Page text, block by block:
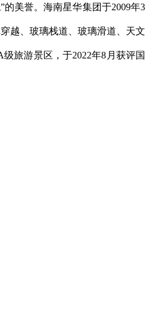
的美誉。海南星华集团于2009年3
越、玻璃栈道、玻璃滑道、天文
级旅游景区，于2022年8 月获评国